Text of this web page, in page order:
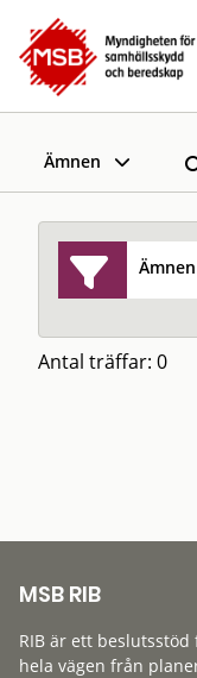
Ämnen
Antal träffar: 0
MSB RIB
RIB är ett
hela vägen från